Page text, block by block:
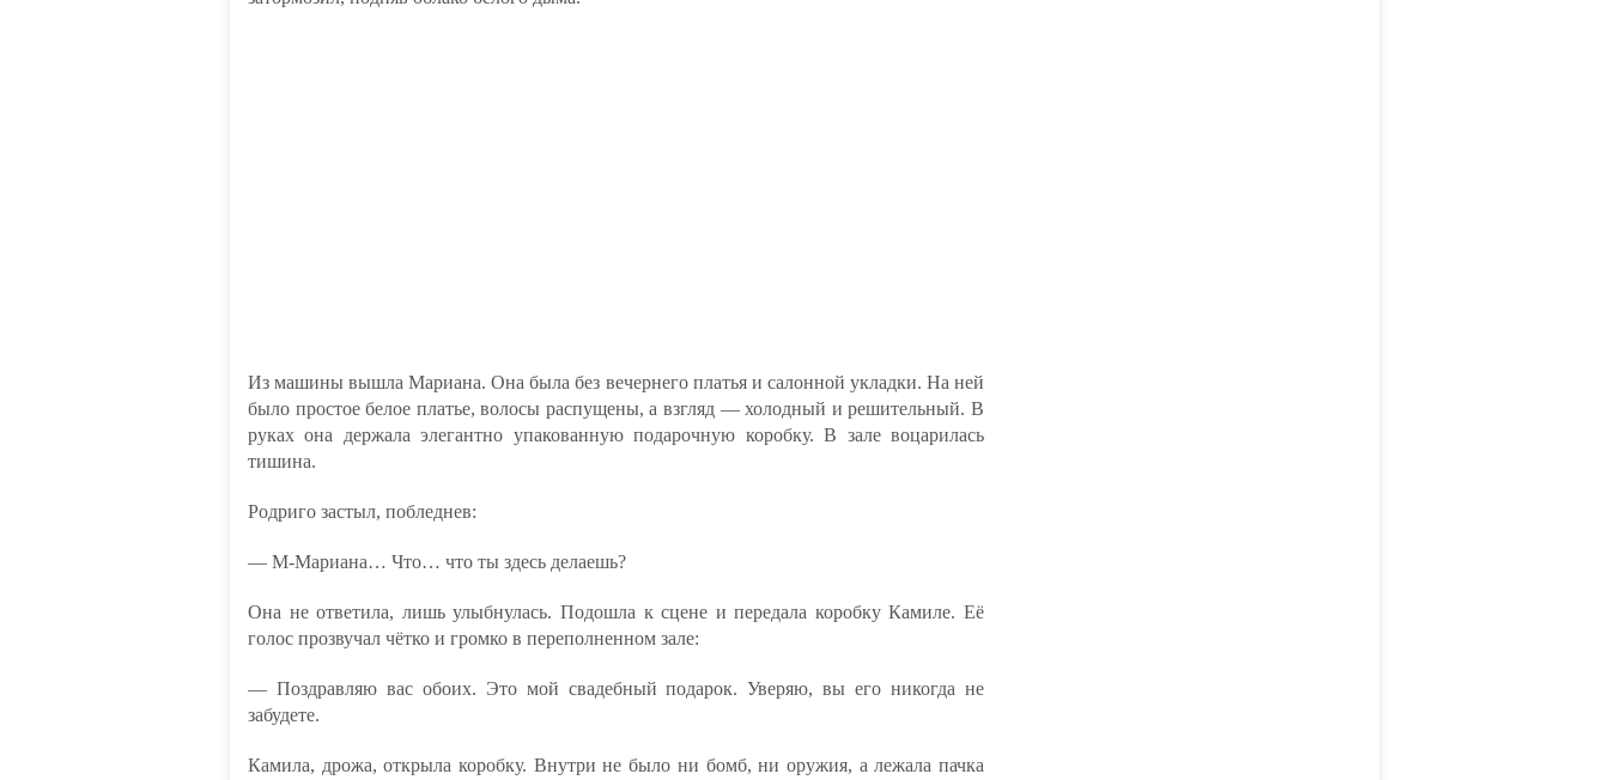
Из машины вышла Мариана. Она была без вечернего платья и салонной укладки. На ней
было простое белое платье, волосы распущены, а взгляд — холодный и решительный. В
руках она держала элегантно упакованную подарочную коробку. В зале воцарилась
тишина.
Родриго застыл, побледнев:
— М-Мариана… Что… что ты здесь делаешь?
Она не ответила, лишь улыбнулась. Подошла к сцене и передала коробку Камиле. Её
голос прозвучал чётко и громко в переполненном зале:
— Поздравляю вас обоих. Это мой свадебный подарок. Уверяю, вы его никогда не
забудете.
Камила, дрожа, открыла коробку. Внутри не было ни бомб, ни оружия, а лежала пачка